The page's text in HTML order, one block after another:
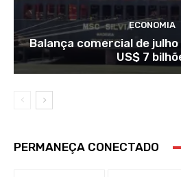
ECONOMIA
Balança comercial de
US$ 7
PERMANEÇA CONECTADO